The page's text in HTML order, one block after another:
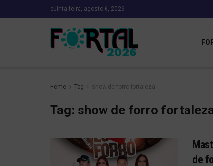
quinta-feira, agosto 6, 2026
Home Tag show de forro fortaleza
Tag: show de forro
de